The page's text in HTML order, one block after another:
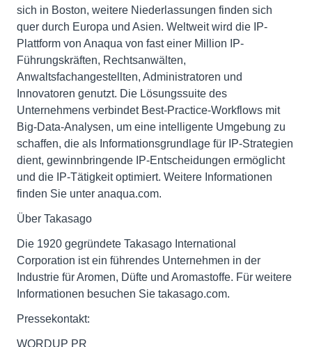
sich in Boston, weitere Niederlassungen finden sich
quer durch Europa und Asien. Weltweit wird die IP-
Plattform von Anaqua von fast einer Million IP-
Führungskräften, Rechtsanwälten,
Anwaltsfachangestellten, Administratoren und
Innovatoren genutzt. Die Lösungssuite des
Unternehmens verbindet Best-Practice-Workflows mit
Big-Data-Analysen, um eine intelligente Umgebung zu
schaffen, die als Informationsgrundlage für IP-Strategien
dient, gewinnbringende IP-Entscheidungen ermöglicht
und die IP-Tätigkeit optimiert. Weitere Informationen
finden Sie unter anaqua.com.
Über Takasago
Die 1920 gegründete Takasago International
Corporation ist ein führendes Unternehmen in der
Industrie für Aromen, Düfte und Aromastoffe. Für weitere
Informationen besuchen Sie takasago.com.
Pressekontakt:
WORDUP PR